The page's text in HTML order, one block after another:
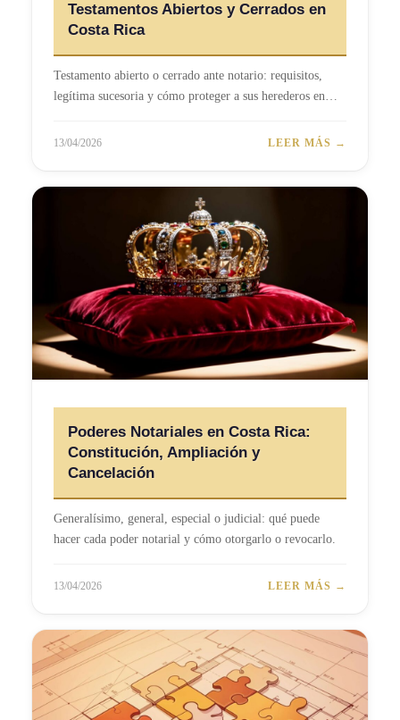
Testamentos Abiertos y Cerrados en
Costa Rica
Testamento abierto o cerrado ante notario: requisitos,
legítima sucesoria y cómo proteger a sus herederos en…
13/04/2026 LEER MÁS →
Poderes Notariales en Costa Rica:
Constitución, Ampliación y
Cancelación
Generalísimo, general, especial o judicial: qué puede
hacer cada poder notarial y cómo otorgarlo o revocarlo.
13/04/2026 LEER MÁS →